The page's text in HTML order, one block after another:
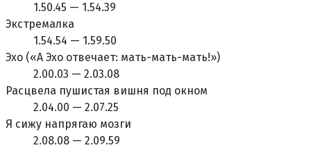
1.50.45 — 1.54.39
Экстремалка
1.54.54 — 1.59.50
Эхо («А Эхо отвечает: мать-мать-мать!»)
2.00.03 — 2.03.08
Расцвела пушистая вишня под окном
2.04.00 — 2.07.25
Я сижу напрягаю мозги
2.08.08 — 2.09.59